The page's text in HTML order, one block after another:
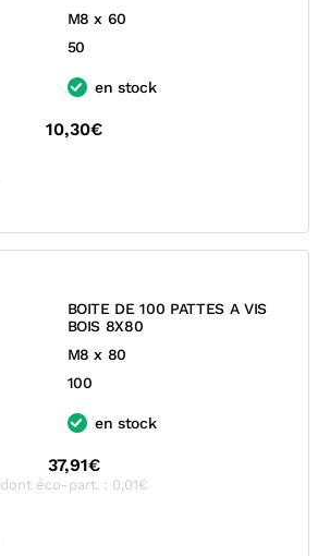
M8 x 60
50
en stock
10,30€
BOITE DE 100 PATTES A VIS
BOIS 8X80
M8 x 80
100
en stock
37,91€
dont éco-part. : 0,01€